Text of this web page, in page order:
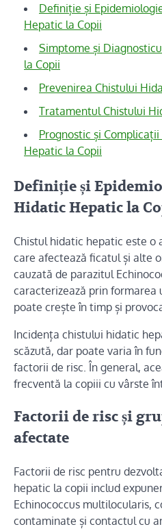
Definiție și
Hepatic la Copii
Simptome și
la Copii
Prevenirea Chistului
Tratamentul Chistului
Prognostic și
Hepatic la Copii
Definiție și
Hidatic Hepatic la
Chistul hidatic hepatic este o
care afectează ficatul și alte
cauzată de parazitul
caracterizează prin formarea
poate crește în timp și
Incidența chistului hidatic
scăzută, dar poate varia în
factorii de risc. În general,
frecventă la copiii cu vârste
Factorii de risc și
afectate
Factorii de risc pentru
hepatic la copii includ
Echinococcus multilocularis,
contaminate și contactul cu